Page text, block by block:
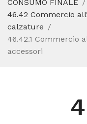
CONSUMO FINALE
46.42 Commercio
calzature
46.42.1 Commercio
accessori